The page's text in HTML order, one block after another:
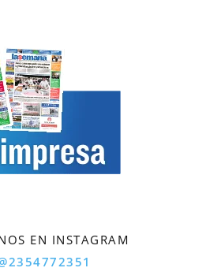
EN INSTAGRAM